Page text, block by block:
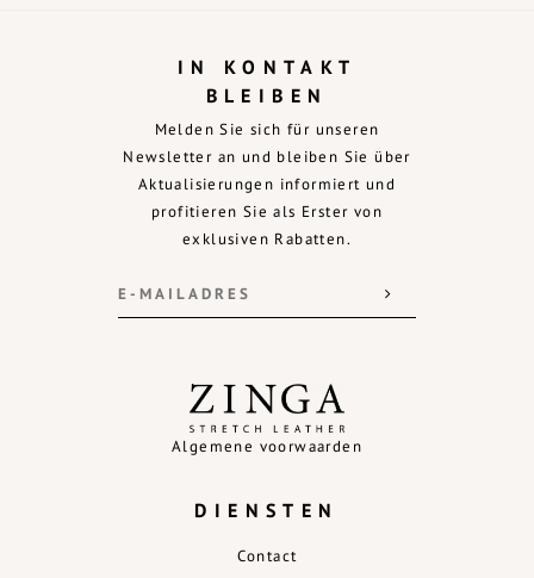
Algemene voorwaarden
DIENSTEN
Contact
IN KONTAKT
BLEIBEN
Melden Sie sich für unseren
Newsletter an und bleiben Sie über
Aktualisierungen informiert und
profitieren Sie als Erster von
exklusiven Rabatten.